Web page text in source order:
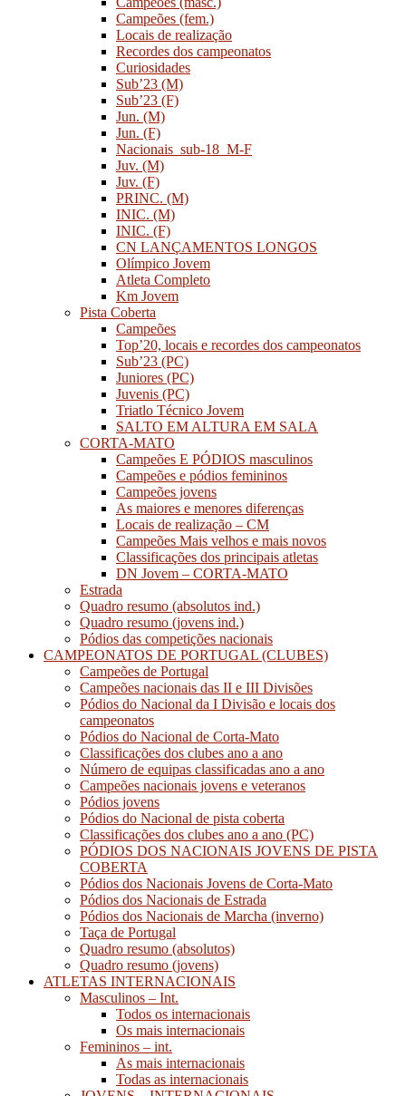
Campeões (fem.)
Locais de realização
Recordes dos campeonatos
Curiosidades
Sub’23 (M)
Sub’23 (F)
Jun. (M)
Jun. (F)
Nacionais_sub-18_M-F
Juv. (M)
Juv. (F)
PRINC. (M)
INIC. (M)
INIC. (F)
CN LANÇAMENTOS LONGOS
Olímpico Jovem
Atleta Completo
Km Jovem
Pista Coberta
Campeões
Top’20, locais e recordes dos campeonatos
Sub’23 (PC)
Juniores (PC)
Juvenis (PC)
Triatlo Técnico Jovem
SALTO EM ALTURA EM SALA
CORTA-MATO
Campeões E PÓDIOS masculinos
Campeões e pódios femininos
Campeões jovens
As maiores e menores diferenças
Locais de realização – CM
Campeões Mais velhos e mais novos
Classificações dos principais atletas
DN Jovem – CORTA-MATO
Estrada
Quadro resumo (absolutos ind.)
Quadro resumo (jovens ind.)
Pódios das competições nacionais
CAMPEONATOS DE PORTUGAL (CLUBES)
Campeões de Portugal
Campeões nacionais das II e III Divisões
Pódios do Nacional da I Divisão e locais dos
campeonatos
Pódios do Nacional de Corta-Mato
Classificações dos clubes ano a ano
Número de equipas classificadas ano a ano
Campeões nacionais jovens e veteranos
Pódios jovens
Pódios do Nacional de pista coberta
Classificações dos clubes ano a ano (PC)
PÓDIOS DOS NACIONAIS JOVENS DE PISTA
COBERTA
Pódios dos Nacionais Jovens de Corta-Mato
Pódios dos Nacionais de Estrada
Pódios dos Nacionais de Marcha (inverno)
Taça de Portugal
Quadro resumo (absolutos)
Quadro resumo (jovens)
ATLETAS INTERNACIONAIS
Masculinos – Int.
Todos os internacionais
Os mais internacionais
Femininos – int.
As mais internacionais
Todas as internacionais